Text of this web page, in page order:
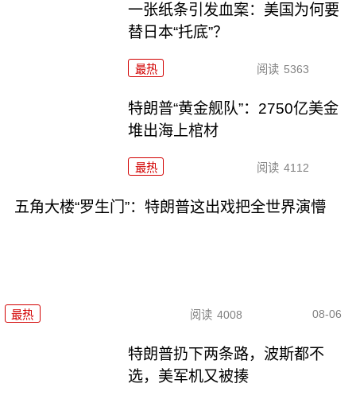
一张纸条引发血案：美国为何要
替日本“托底”？
最热 阅读 5363
特朗普“黄金舰队”：2750亿美金
堆出海上棺材
最热 阅读 4112
五角大楼“罗生门”：特朗普这出戏把全世界演懵
最热 阅读 4008 08-06
特朗普扔下两条路，波斯都不
选，美军机又被揍